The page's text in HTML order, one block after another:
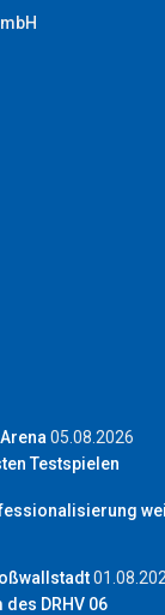
05.08.2026
Testspielen
DRHV 06